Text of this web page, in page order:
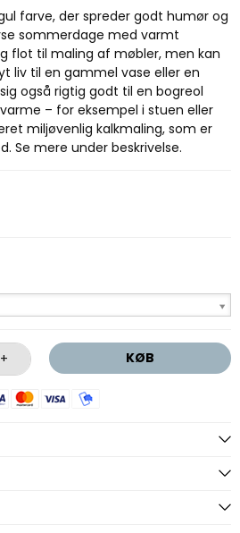
farve, der spreder godt humør og
sommerdage med varmt
flot til maling af møbler, men kan
liv til en gammel vase eller en
også rigtig godt til en bogreol
– for eksempel i stuen eller
miljøvenlig kalkmaling, som er
Se mere under beskrivelse.
+ KØB